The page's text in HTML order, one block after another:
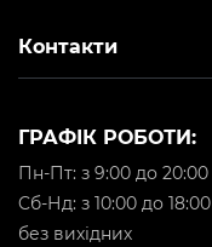
Контакти
ГРАФІК РОБОТИ:
Пн-Пт: з 9:00 до 20:00
Cб-Нд: з 10:00 до 18:00
без вихідних